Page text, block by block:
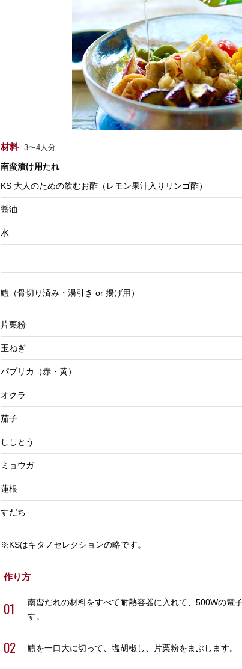
材料 3〜4人分
南蛮漬け用たれ
KS 大人のための飲むお酢（レモン果汁入りリンゴ酢）
醤油
水
鱧（骨切り済み・湯引き or 揚げ用）
片栗粉
玉ねぎ
パプリカ（赤・黄）
オクラ
茄子
ししとう
ミョウガ
蓮根
すだち
※KSはキタノセレクションの略です。
作り方
01
南蛮だれの材料をすべて耐熱容器に入れて、500Wの電
す。
02 鱧を一口大に切って、塩胡椒し、片栗粉をまぶします。